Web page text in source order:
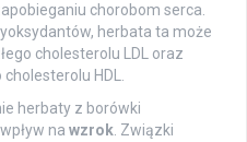
chorobom serca.
herbata ta może
cholesterolu LDL oraz
HDL.
herbaty z borówki
na wzrok . Związki